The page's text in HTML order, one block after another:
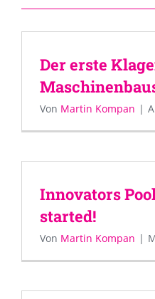
Der erste
Von Martin Kompan |
Innovators
started!
Von Martin Kompan |